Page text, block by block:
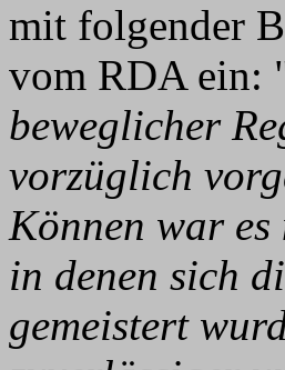
mit folgender
vom RDA ein:
beweglicher
vorzüglich
Können war
in denen sich
gemeistert